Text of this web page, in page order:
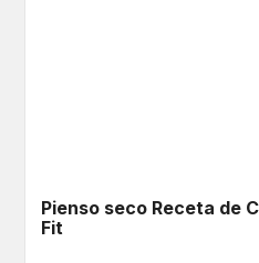
Pienso seco Receta de
Fit